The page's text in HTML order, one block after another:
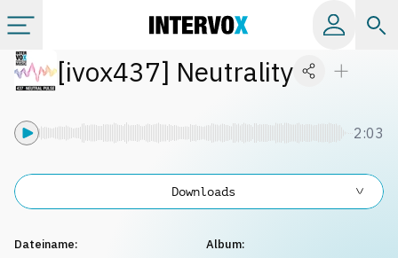
Kategorien
Alle Alben
Playlists
[ivox437] Neutrality
2:03
Dateiname:
Album:
Downloads